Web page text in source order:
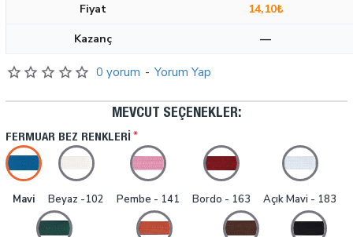
0 yorum - Yorum Yap
MEVCUT SEÇENEKLER:
FERMUAR BEZ RENKLERI
Mavi Beyaz -102 Pembe - 141 Bordo - 163 Açık Mavi - 183
Fiyat
14,10₺
Kazanç
—